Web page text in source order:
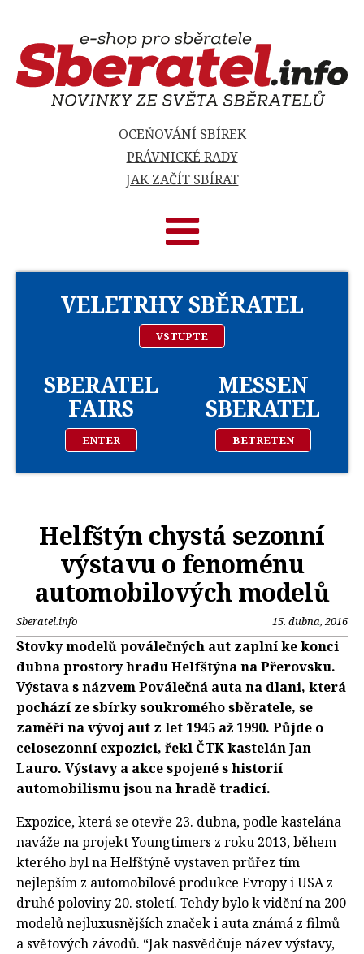
OCEŇOVÁNÍ SBÍREK
PRÁVNICKÉ RADY
JAK ZAČÍT SBÍRAT
VELETRHY SBĚRATEL
VSTUPTE
SBERATEL
FAIRS
ENTER
MESSEN
SBERATEL
BETRETEN
Helfštýn chystá sezonní
výstavu o fenoménu
automobilových modelů
Sberatel.info 15. dubna, 2016
Stovky modelů poválečných aut zaplní ke konci
dubna prostory hradu Helfštýna na Přerovsku.
Výstava s názvem Poválečná auta na dlani, která
pochází ze sbírky soukromého sběratele, se
zaměří na vývoj aut z let 1945 až 1990. Půjde o
celosezonní expozici, řekl ČTK kastelán Jan
Lauro. Výstavy a akce spojené s historií
automobilismu jsou na hradě tradicí.
Expozice, která se otevře 23. dubna, podle kastelána
naváže na projekt Youngtimers z roku 2013, během
kterého byl na Helfštýně vystaven průřez tím
nejlepším z automobilové produkce Evropy i USA z
druhé poloviny 20. století. Tehdy bylo k vidění na 200
modelů nejluxusnějších značek i auta známá z filmů
a světových závodů. “Jak nasvědčuje název výstavy,